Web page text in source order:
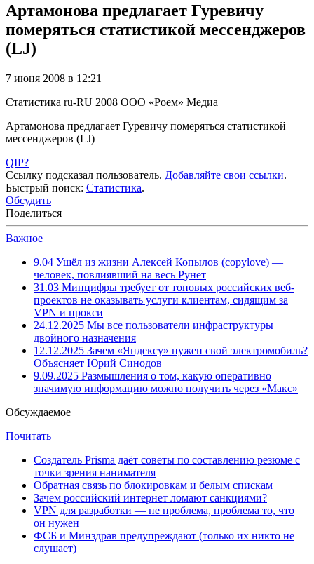
Артамонова предлагает Гуревичу
померяться статистикой мессенджеров
(LJ)
7 июня 2008 в 12:21
Статистика ru-RU 2008 ООО «Роем» Медиа
Артамонова предлагает Гуревичу померяться статистикой
мессенджеров (LJ)
QIP?
Ссылку подсказал пользователь. Добавляйте свои ссылки.
Быстрый поиск: Статистика.
Обсудить
Поделиться
Важное
9.04 Ушёл из жизни Алексей Копылов (copylove) —
человек, повлиявший на весь Рунет
31.03 Минцифры требует от топовых российских веб-
проектов не оказывать услуги клиентам, сидящим за
VPN и прокси
24.12.2025 Мы все пользователи инфраструктуры
двойного назначения
12.12.2025 Зачем «Яндексу» нужен свой электромобиль?
Объясняет Юрий Синодов
9.09.2025 Размышления о том, какую оперативно
значимую информацию можно получить через «Макс»
Обсуждаемое
Почитать
Создатель Prisma даёт советы по составлению резюме с
точки зрения нанимателя
Обратная связь по блокировкам и белым спискам
Зачем российский интернет ломают санкциями?
VPN для разработки — не проблема, проблема то, что
он нужен
ФСБ и Минздрав предупреждают (только их никто не
слушает)